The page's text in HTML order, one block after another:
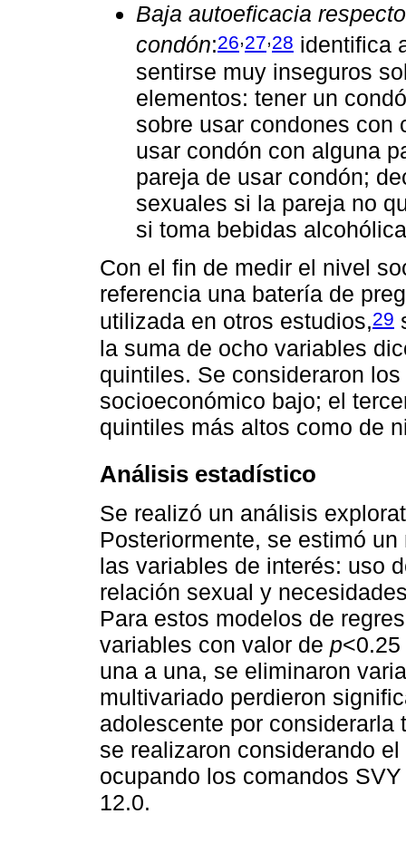
Baja autoeficacia
condón:26,27,28 identifica
sentirse muy inseguros
elementos: tener un
sobre usar condones con
usar condón con alguna
pareja de usar condón;
sexuales si la pareja no
si toma bebidas
Con el fin de medir el nivel
referencia una batería de
utilizada en otros estudios,29
la suma de ocho variables
quintiles. Se consideraron
socioeconómico bajo; el
quintiles más altos como de
Análisis estadístico
Se realizó un análisis
Posteriormente, se estimó
las variables de interés: uso
relación sexual y
Para estos modelos de
variables con valor de p
una a una, se eliminaron
multivariado perdieron
adolescente por
se realizaron considerando
ocupando los comandos
12.0.